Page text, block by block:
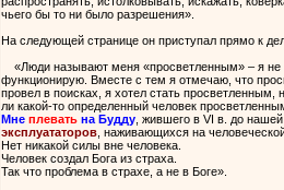
чьего бы то ни было разрешения».
На следующей странице он приступал прямо к
«Люди называют меня «просветленным» – я не
функционирую. Вместе с тем я отмечаю, что
провел в поисках, я хотел стать просветленным,
ли какой-то определенный человек
Мне плеватьна Будду, жившего в VI в. до
эксплуататоров, наживающихся на
Нет никакой силы вне человека.
Человек создал Бога из страха.
Так что проблема в страхе, а не в Боге».